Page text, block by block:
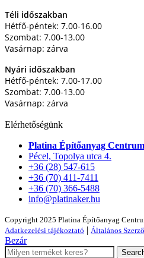
Téli időszakban
Hétfő-péntek: 7.00-16.00
Szombat: 7.00-13.00
Vasárnap: zárva
Nyári időszakban
Hétfő-péntek: 7.00-17.00
Szombat: 7.00-13.00
Vasárnap: zárva
Elérhetőségünk
Platina Építőanyag Centrum
Pécel, Topolya utca 4.
+36 (28) 547-615
+36 (70) 411-7411
+36 (70) 366-5488
info@platinaker.hu
Copyright 2025 Platina Építőanyag
Adatkezelési tájékoztató | Általános
Bezár